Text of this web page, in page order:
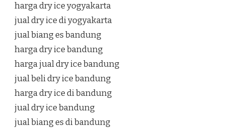
harga dry ice yogyakarta
jual dry ice di yogyakarta
jual biang es bandung
harga dry ice bandung
harga jual dry ice bandung
jual beli dry ice bandung
harga dry ice di bandung
jual dry ice bandung
jual biang es di bandung